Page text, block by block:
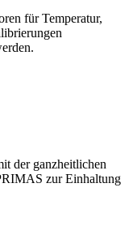
für Temperatur,
der ganzheitlichen
zur Einhaltung